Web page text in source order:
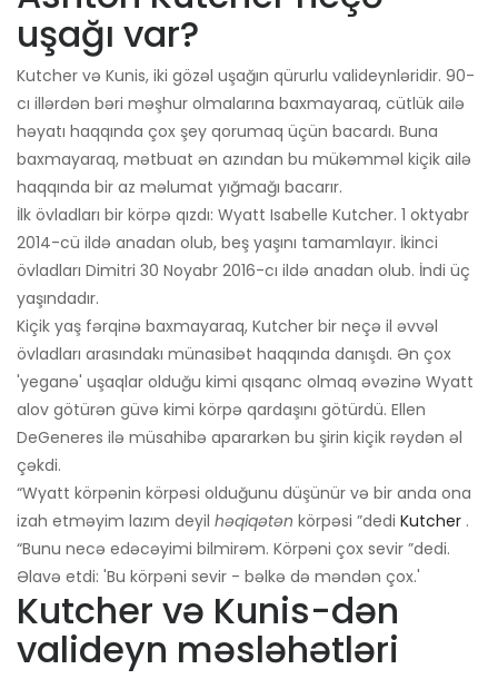
uşağı var?
Kutcher və Kunis, iki gözəl uşağın qürurlu valideynləridir. 90-
cı illərdən bəri məşhur olmalarına baxmayaraq, cütlük ailə
həyatı haqqında çox şey qorumaq üçün bacardı. Buna
baxmayaraq, mətbuat ən azından bu mükəmməl kiçik ailə
haqqında bir az məlumat yığmağı bacarır.
İlk övladları bir körpə qızdı: Wyatt Isabelle Kutcher. 1 oktyabr
2014-cü ildə anadan olub, beş yaşını tamamlayır. İkinci
övladları Dimitri 30 Noyabr 2016-cı ildə anadan olub. İndi üç
yaşındadır.
Kiçik yaş fərqinə baxmayaraq, Kutcher bir neçə il əvvəl
övladları arasındakı münasibət haqqında danışdı. Ən çox
'yeganə' uşaqlar olduğu kimi qısqanc olmaq əvəzinə Wyatt
alov götürən güvə kimi körpə qardaşını götürdü. Ellen
DeGeneres ilə müsahibə apararkən bu şirin kiçik rəydən əl
çəkdi.
“Wyatt körpənin körpəsi olduğunu düşünür və bir anda ona
izah etməyim lazım deyil həqiqətən körpəsi ”dedi Kutcher .
“Bunu necə edəcəyimi bilmirəm. Körpəni çox sevir ”dedi.
Əlavə etdi: 'Bu körpəni sevir - bəlkə də məndən çox.'
Kutcher və Kunis-dən
valideyn məsləhətləri